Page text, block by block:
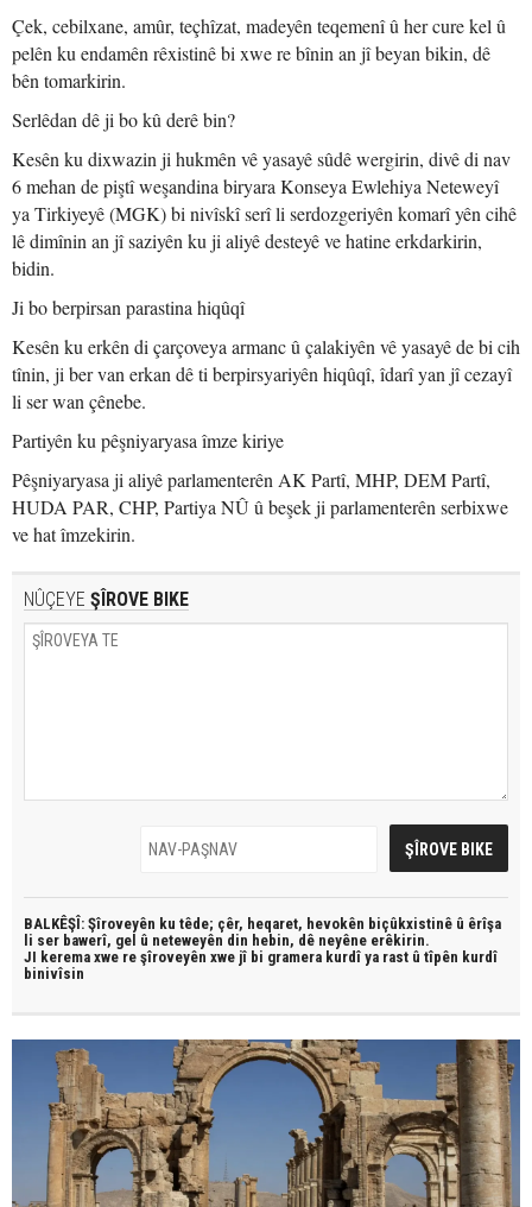
Çek, cebilxane, amûr, teçhîzat, madeyên teqemenî û her cure kel û
pelên ku endamên rêxistinê bi xwe re bînin an jî beyan bikin, dê
bên tomarkirin.
Serlêdan dê ji bo kû derê bin?
Kesên ku dixwazin ji hukmên vê yasayê sûdê wergirin, divê di nav
6 mehan de piştî weşandina biryara Konseya Ewlehiya Neteweyî
ya Tirkiyeyê (MGK) bi nivîskî serî li serdozgeriyên komarî yên cihê
lê dimînin an jî saziyên ku ji aliyê desteyê ve hatine erkdarkirin,
bidin.
Ji bo berpirsan parastina hiqûqî
Kesên ku erkên di çarçoveya armanc û çalakiyên vê yasayê de bi cih
tînin, ji ber van erkan dê ti berpirsyariyên hiqûqî, îdarî yan jî cezayî
li ser wan çênebe.
Partiyên ku pêşniyaryasa îmze kiriye
Pêşniyaryasa ji aliyê parlamenterên AK Partî, MHP, DEM Partî,
HUDA PAR, CHP, Partiya NÛ û beşek ji parlamenterên serbixwe
ve hat îmzekirin.
NÛÇEYE ŞÎROVE BIKE
BALKÊŞÎ: Şîroveyên ku têde; çêr, heqaret, hevokên biçûkxistinê û êrîşa
li ser bawerî, gel û neteweyên din hebin, dê neyêne erêkirin.
JI kerema xwe re şîroveyên xwe jî bi gramera kurdî ya rast û tîpên kurdî
binivîsin